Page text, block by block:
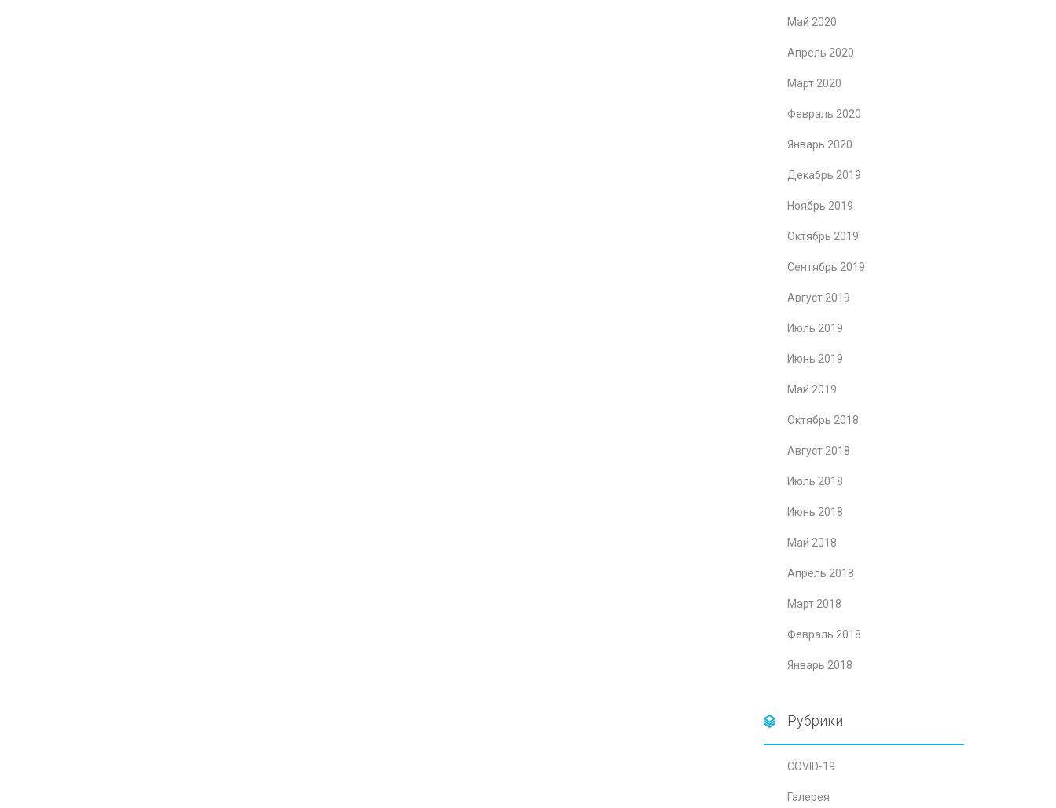
Май 2020
Апрель 2020
Март 2020
Февраль 2020
Январь 2020
Декабрь 2019
Ноябрь 2019
Октябрь 2019
Сентябрь 2019
Август 2019
Июль 2019
Июнь 2019
Май 2019
Октябрь 2018
Август 2018
Июль 2018
Июнь 2018
Май 2018
Апрель 2018
Март 2018
Февраль 2018
Январь 2018
Рубрики
COVID-19
Галерея